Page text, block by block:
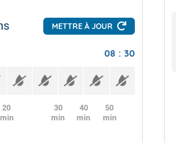
METTRE À JOUR
08 : 30
20
min
30
min
40
min
50
min